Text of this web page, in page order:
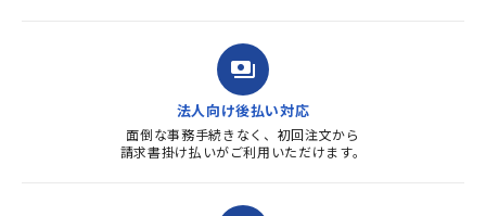
payments
法人向け後払い対応
面倒な事務手続きなく、初回注文から
請求書掛け払いがご利用いただけます。